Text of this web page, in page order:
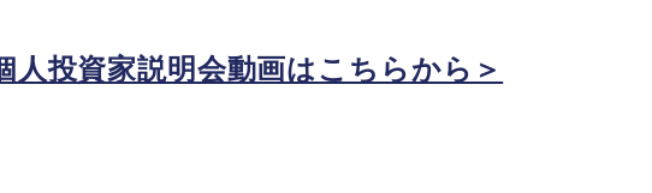
人投資家説明会動画はこちらから＞